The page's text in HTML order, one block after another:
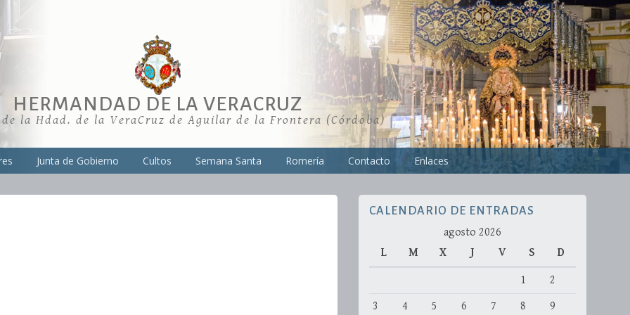
HERMANDAD DE LA VERACRUZ
de la Hdad. de la VeraCruz de Aguilar de la Frontera (Córdoba)
Junta de Gobierno Cultos Semana Santa Romería Contacto Enlaces
CALENDARIO DE ENTRADAS
agosto 2026
L
M X J V S D
1
2
3
4 5 6 7 8
9